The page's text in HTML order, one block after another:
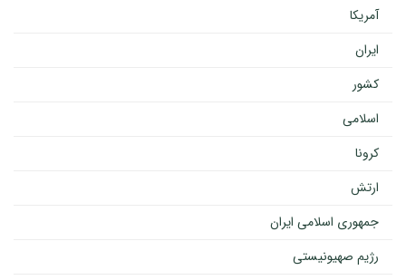
آمریکا
ایران
کشور
اسلامی
کرونا
ارتش
جمهوری اسلامی ایران
رژیم صهیونیستی